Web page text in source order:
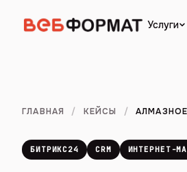
Услуги
ГЛАВНАЯ / КЕЙСЫ /
БИТРИКС24 CRM ИНТЕРНЕТ-